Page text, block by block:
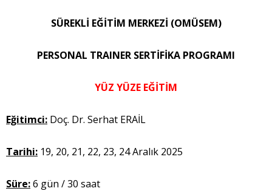
SÜREKLİ EĞİTİM MERKEZİ (OMÜSEM)
PERSONAL TRAINER SERTİFİKA PROGRAMI
YÜZ YÜZE EĞİTİM
Eğitimci: Doç. Dr. Serhat ERAİL
Tarihi: 19, 20, 21, 22, 23, 24 Aralık 2025
Süre:6 gün / 30 saat